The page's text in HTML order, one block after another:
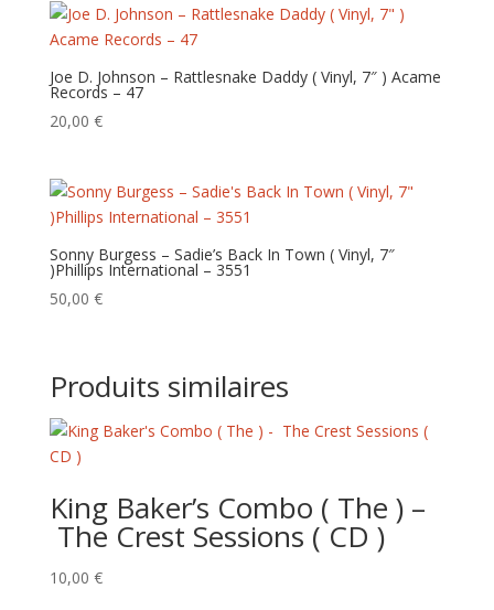
Joe D. Johnson – Rattlesnake Daddy ( Vinyl, 7″ ) Acame
Records – 47
20,00 €
Sonny Burgess – Sadie’s Back In Town ( Vinyl, 7″
)Phillips International – 3551
50,00 €
Produits similaires
King Baker’s Combo ( The ) –
The Crest Sessions ( CD )
10,00 €